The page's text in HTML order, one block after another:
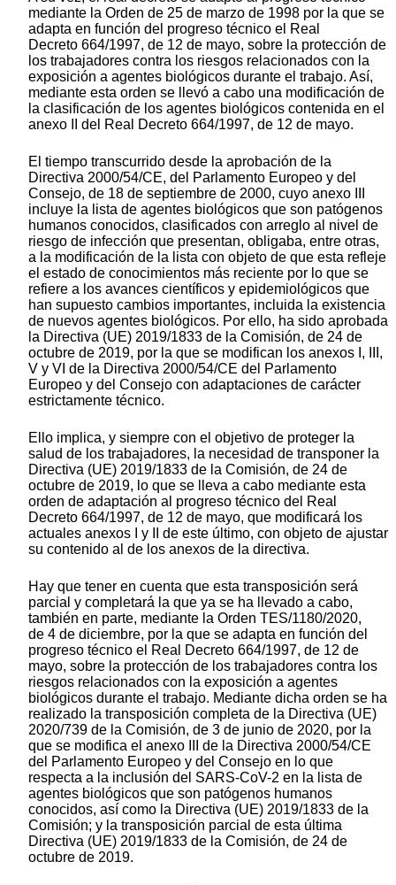
mediante la Orden de 25 de marzo de 1998 por la que se
adapta en función del progreso técnico el Real
Decreto 664/1997, de 12 de mayo, sobre la protección de
los trabajadores contra los riesgos relacionados con la
exposición a agentes biológicos durante el trabajo. Así,
mediante esta orden se llevó a cabo una modificación de
la clasificación de los agentes biológicos contenida en el
anexo II del Real Decreto 664/1997, de 12 de mayo.
El tiempo transcurrido desde la aprobación de la
Directiva 2000/54/CE, del Parlamento Europeo y del
Consejo, de 18 de septiembre de 2000, cuyo anexo III
incluye la lista de agentes biológicos que son patógenos
humanos conocidos, clasificados con arreglo al nivel de
riesgo de infección que presentan, obligaba, entre otras,
a la modificación de la lista con objeto de que esta refleje
el estado de conocimientos más reciente por lo que se
refiere a los avances científicos y epidemiológicos que
han supuesto cambios importantes, incluida la existencia
de nuevos agentes biológicos. Por ello, ha sido aprobada
la Directiva (UE) 2019/1833 de la Comisión, de 24 de
octubre de 2019, por la que se modifican los anexos I, III,
V y VI de la Directiva 2000/54/CE del Parlamento
Europeo y del Consejo con adaptaciones de carácter
estrictamente técnico.
Ello implica, y siempre con el objetivo de proteger la
salud de los trabajadores, la necesidad de transponer la
Directiva (UE) 2019/1833 de la Comisión, de 24 de
octubre de 2019, lo que se lleva a cabo mediante esta
orden de adaptación al progreso técnico del Real
Decreto 664/1997, de 12 de mayo, que modificará los
actuales anexos I y II de este último, con objeto de ajustar
su contenido al de los anexos de la directiva.
Hay que tener en cuenta que esta transposición será
parcial y completará la que ya se ha llevado a cabo,
también en parte, mediante la Orden TES/1180/2020,
de 4 de diciembre, por la que se adapta en función del
progreso técnico el Real Decreto 664/1997, de 12 de
mayo, sobre la protección de los trabajadores contra los
riesgos relacionados con la exposición a agentes
biológicos durante el trabajo. Mediante dicha orden se ha
realizado la transposición completa de la Directiva (UE)
2020/739 de la Comisión, de 3 de junio de 2020, por la
que se modifica el anexo III de la Directiva 2000/54/CE
del Parlamento Europeo y del Consejo en lo que
respecta a la inclusión del SARS-CoV-2 en la lista de
agentes biológicos que son patógenos humanos
conocidos, así como la Directiva (UE) 2019/1833 de la
Comisión; y la transposición parcial de esta última
Directiva (UE) 2019/1833 de la Comisión, de 24 de
octubre de 2019.